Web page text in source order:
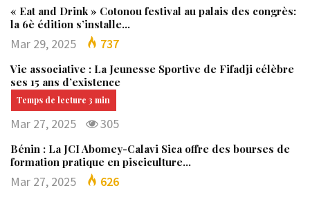
« Eat and Drink » Cotonou festival au palais des congrès:
la 6è édition s’installe…
Mar 29, 2025 737
Vie associative : La Jeunesse Sportive de Fifadji célèbre
ses 15 ans d’existence
Mar 27, 2025 305
Bénin : La JCI Abomey-Calavi Sica offre des bourses de
formation pratique en pisciculture…
Mar 27, 2025 626